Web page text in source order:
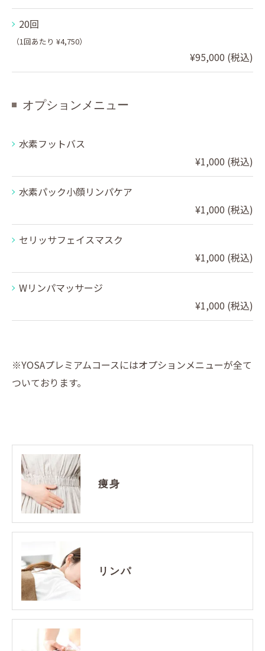
20回
（1回あたり ¥4,750）
¥95,000 (税込)
オプションメニュー
水素フットバス
¥1,000 (税込)
水素パック小顔リンパケア
¥1,000 (税込)
セリッサフェイスマスク
¥1,000 (税込)
Wリンパマッサージ
¥1,000 (税込)
※YOSAプレミアムコースにはオプションメニューが全て
ついております。
痩身
リンパ